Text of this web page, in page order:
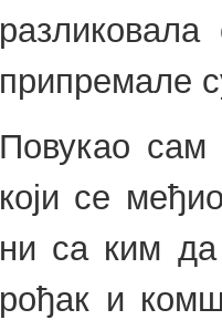
припремале
Повукао
који се
ни са ким
рођак и